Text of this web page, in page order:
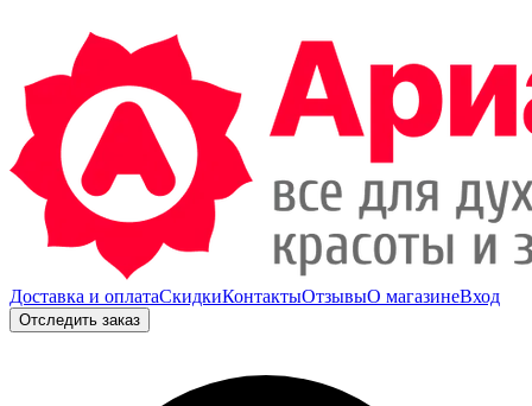
Доставка и оплатаСкидкиКонтактыОтзывыО магазинеВход
Отследить заказ